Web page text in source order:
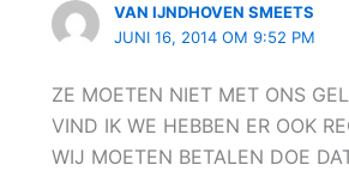
VAN IJNDHOVEN SMEETS
JUNI 16, 2014 OM 9:52 PM
ZE MOETEN NIET MET ONS
VIND IK WE HEBBEN ER OOK
WIJ MOETEN BETALEN DOE